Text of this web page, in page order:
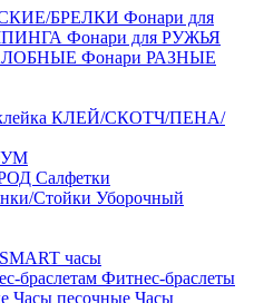
БРЕЛКИ Фонари для
Фонари для РУЖЬЯ
Фонари РАЗНЫЕ
КЛЕЙ/СКОТЧ/ПЕНА/
Салфетки
Стойки Уборочный
часы
браслетам Фитнес-браслеты
Часы песочные Часы